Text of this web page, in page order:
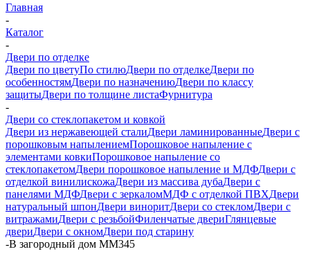
Главная
-
Каталог
-
Двери по отделке
Двери по цветуПо стилюДвери по отделкеДвери по
особенностямДвери по назначениюДвери по классу
защитыДвери по толщине листаФурнитура
-
Двери со стеклопакетом и ковкой
Двери из нержавеющей сталиДвери ламинированныеДвери с
порошковым напылениемПорошковое напыление с
элементами ковкиПорошковое напыление со
стеклопакетомДвери порошковое напыление и МДФДвери с
отделкой винилискожаДвери из массива дубаДвери с
панелями МДФДвери с зеркаломМДФ с отделкой ПВХДвери
натуральный шпонДвери виноритДвери со стекломДвери с
витражамиДвери с резьбойФиленчатые двериГлянцевые
двериДвери с окномДвери под старину
-В загородный дом ММ345